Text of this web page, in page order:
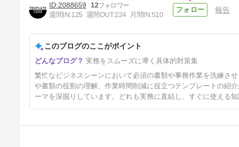
「経理を外注すべき？」自社で
やる場合とのコスト・手間を比
2088659
12
週間IN:125 週間OUT:224 月間IN:510
報告
このブログのここがポイント
実務をスムーズに導く具体的対策集
繁忙なビジネスシーンにおいて必須の書類や事務作業を洗練さ
や書類の役割の理解、作業時間削減に役立つテンプレートの紹
ーマを深掘りしています。どれも実務に直結し、すぐに使える